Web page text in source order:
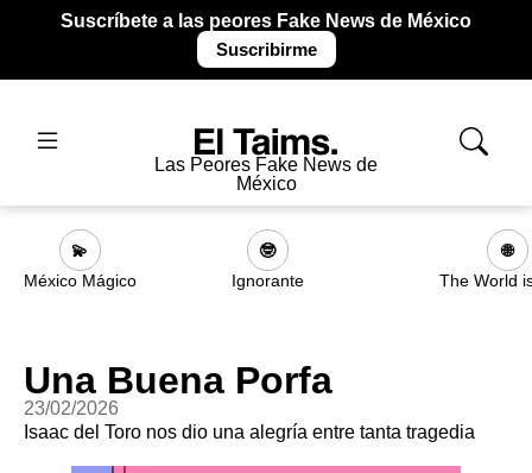
Suscríbete a las peores Fake News de México
Suscribirme
Las Peores Fake News de
México
💫
México Mágico
🤓
Ignorante
🌐
The World
Una Buena Porfa
23/02/2026
Isaac del Toro nos dio una alegría entre tanta tragedia